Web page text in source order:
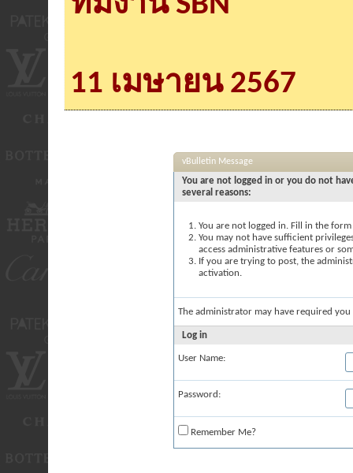
11 เมษายน 2567
vBulletin Message
You are not logged in or you do not
several reasons:
You are not logged in. Fill in the
You may not have sufficient
access administrative features or
If you are trying to post, the
activation.
The administrator may have required
Log in
User Name:
Password:
Remember Me?